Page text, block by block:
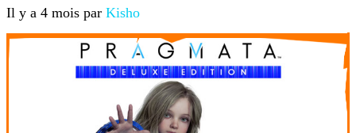
Il y a 4 mois par Kisho